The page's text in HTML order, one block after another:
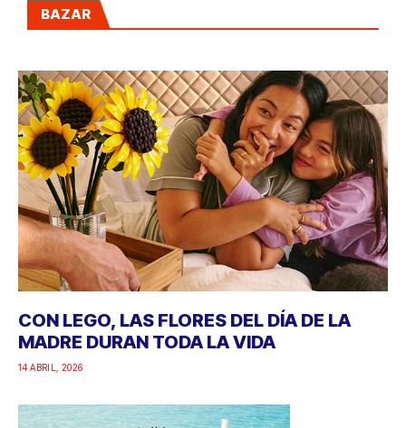
BAZAR
CON LEGO, LAS FLORES DEL DÍA DE LA
MADRE DURAN TODA LA VIDA
14 ABRIL, 2026